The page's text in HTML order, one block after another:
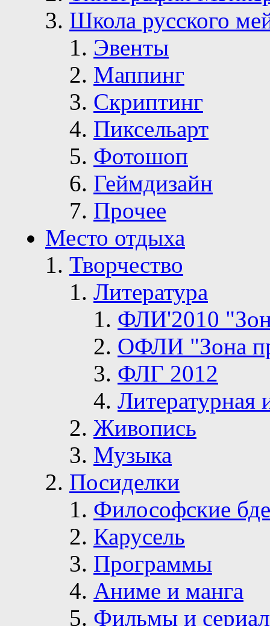
Школа русского
Эвенты
Маппинг
Скриптинг
Пиксельарт
Фотошоп
Геймдизайн
Прочее
Место отдыха
Творчество
Литература
ФЛИ'2010
ОФЛИ "Зона
ФЛГ 2012
Живопись
Музыка
Посиделки
Философские
Карусель
Программы
Аниме и манга
Фильмы и